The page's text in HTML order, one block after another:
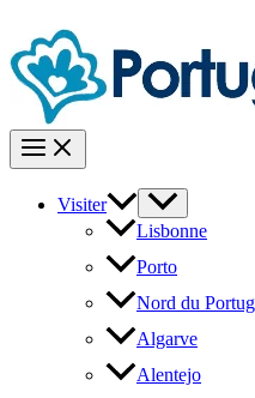
Visiter
Lisbonne
Porto
Nord du
Algarve
Alentejo